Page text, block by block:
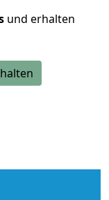
und erhalten